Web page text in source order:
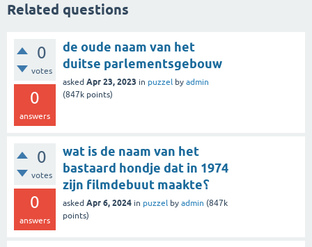
Related questions
0
votes
0
answers
de oude naam van het
duitse parlementsgebouw
asked Apr 23, 2023 in puzzel by admin
(847k points)
0
votes
0
answers
wat is de naam van het
bastaard hondje dat in 1974
zijn filmdebuut maakte؟
asked Apr 6, 2024 in puzzel by admin (847k
points)